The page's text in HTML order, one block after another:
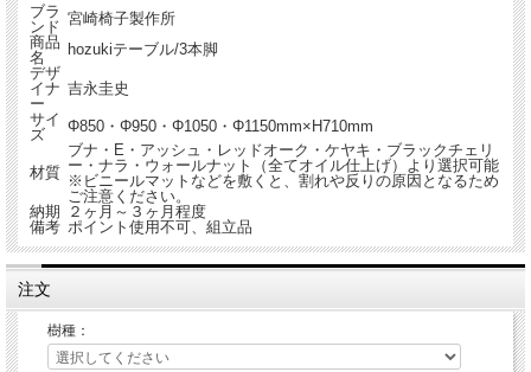
ブラ
ンド 宮崎椅子製作所
商品
名
hozukiテーブル/3本脚
デザ
イナ
ー
吉永圭史
サイ
ズ
Φ850・Φ950・Φ1050・Φ1150mm×H710mm
材質
ブナ・E・アッシュ・レッドオーク・ケヤキ・ブラックチェリ
ー・ナラ・ウォールナット（全てオイル仕上げ）より選択可能
※ビニールマットなどを敷くと、割れや反りの原因となるため
ご注意ください。
納期
２ヶ月～３ヶ月程度
備考 ポイント使用不可、組立品
注文
樹種：